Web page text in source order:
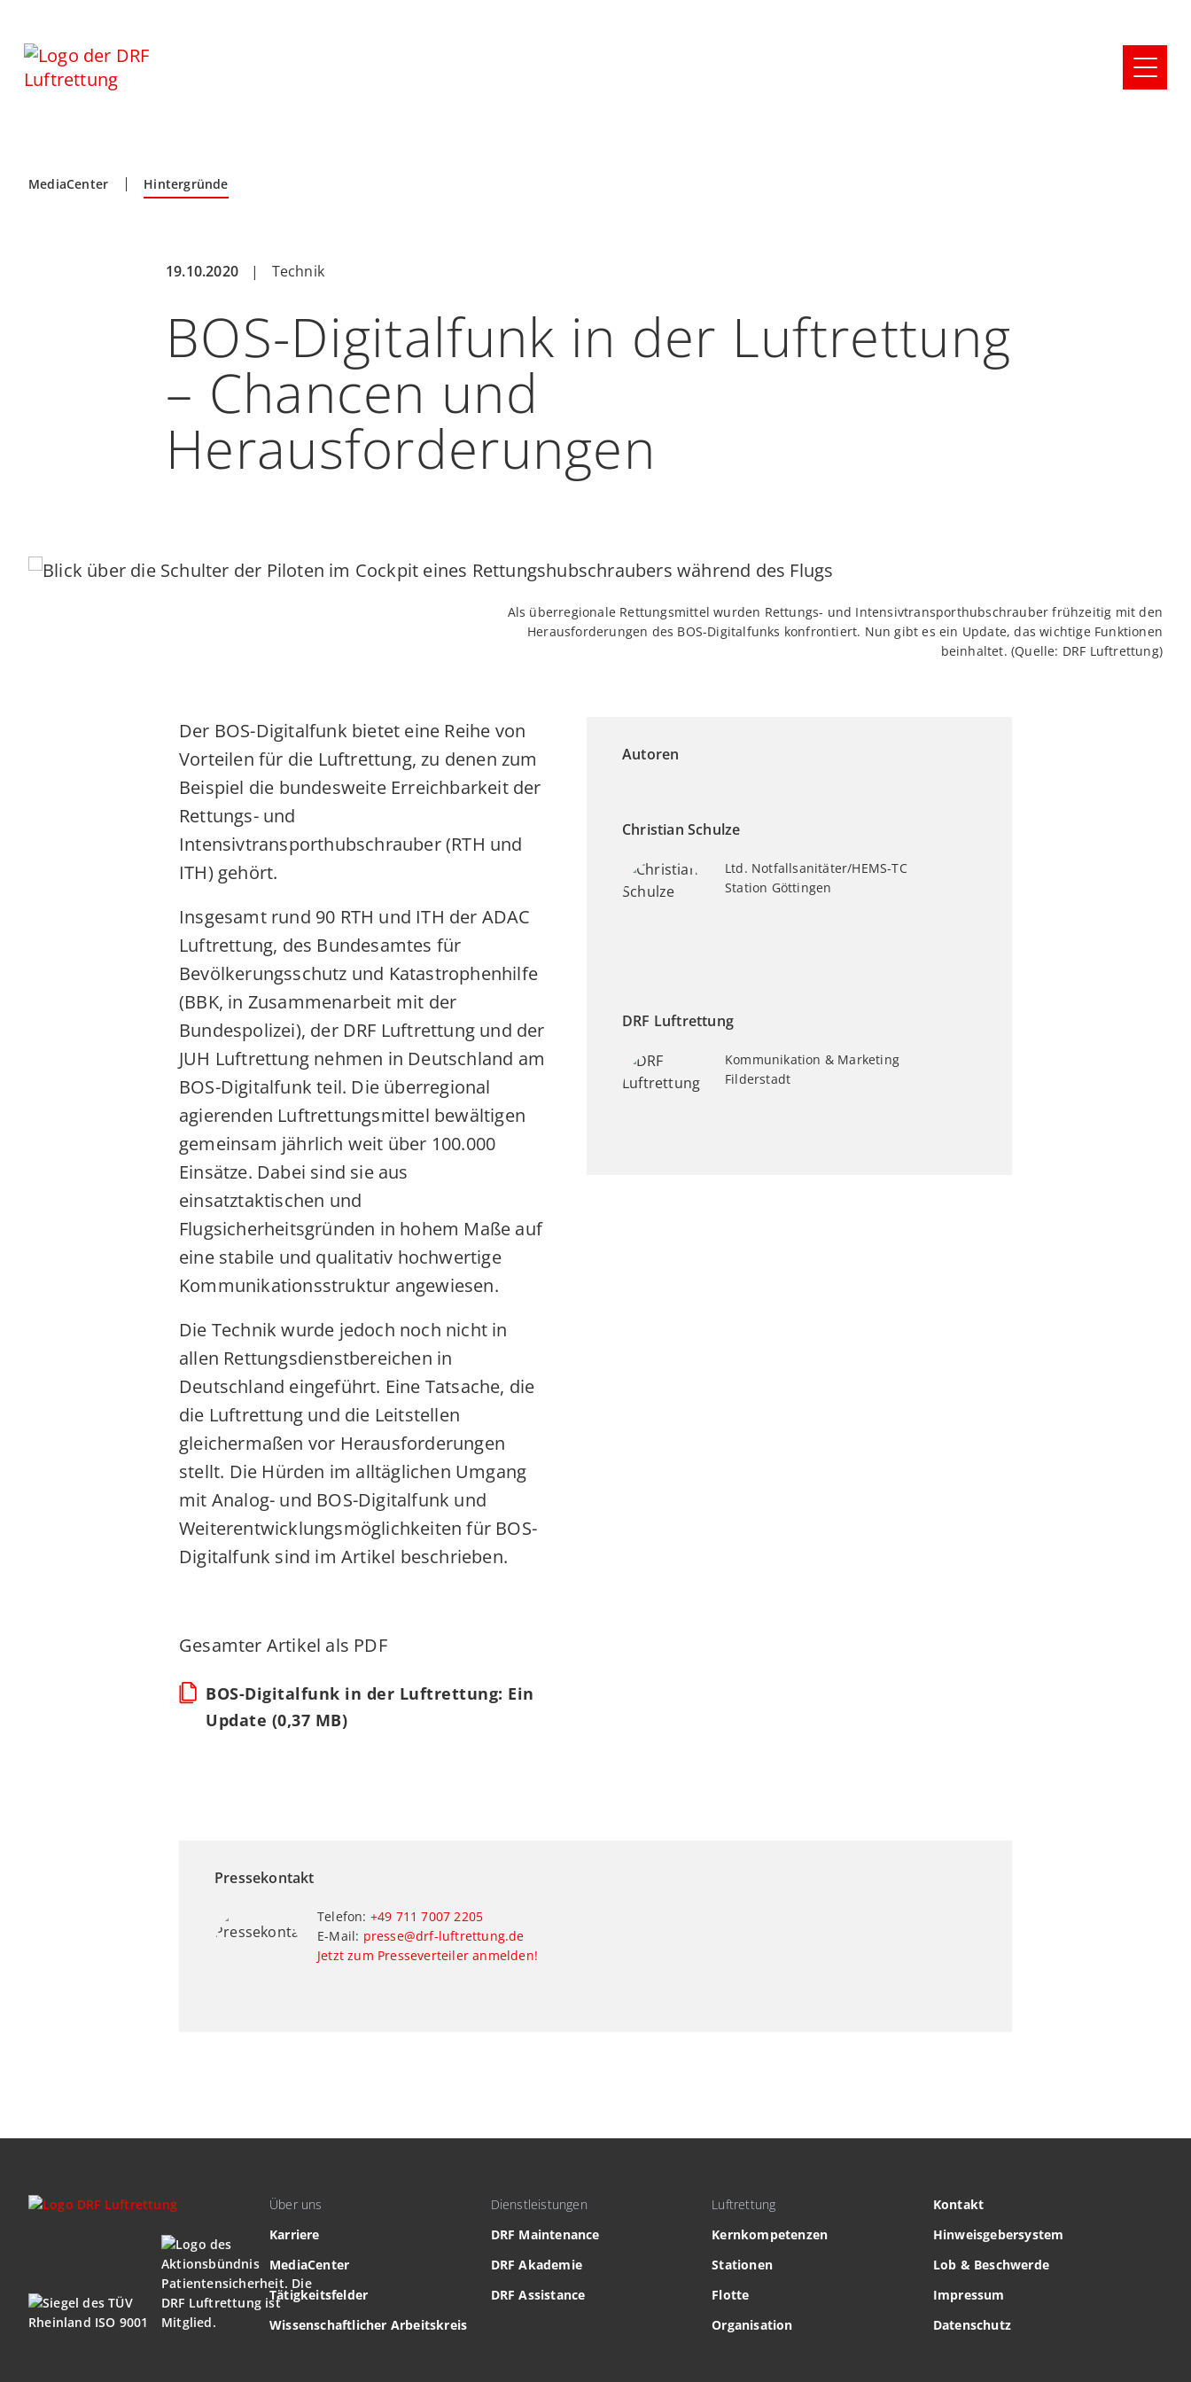
MediaCenter Hintergründe
19.10.2020 | Technik
BOS-Digitalfunk in der Luftrettung
– Chancen und
Herausforderungen
Als überregionale Rettungsmittel wurden Rettungs- und Intensivtransporthubschrauber frühzeitig mit den
Herausforderungen des BOS-Digitalfunks konfrontiert. Nun gibt es ein Update, das wichtige Funktionen
beinhaltet. (Quelle: DRF Luftrettung)
Der BOS-Digitalfunk bietet eine Reihe von
Vorteilen für die Luftrettung, zu denen zum
Beispiel die bundesweite Erreichbarkeit der
Rettungs- und
Intensivtransporthubschrauber (RTH und
ITH) gehört.
Insgesamt rund 90 RTH und ITH der ADAC
Luftrettung, des Bundesamtes für
Bevölkerungsschutz und Katastrophenhilfe
(BBK, in Zusammenarbeit mit der
Bundespolizei), der DRF Luftrettung und der
JUH Luftrettung nehmen in Deutschland am
BOS-Digitalfunk teil. Die überregional
agierenden Luftrettungsmittel bewältigen
gemeinsam jährlich weit über 100.000
Einsätze. Dabei sind sie aus
einsatztaktischen und
Flugsicherheitsgründen in hohem Maße auf
eine stabile und qualitativ hochwertige
Kommunikationsstruktur angewiesen.
Die Technik wurde jedoch noch nicht in
allen Rettungsdienstbereichen in
Deutschland eingeführt. Eine Tatsache, die
die Luftrettung und die Leitstellen
gleichermaßen vor Herausforderungen
stellt. Die Hürden im alltäglichen Umgang
mit Analog- und BOS-Digitalfunk und
Weiterentwicklungsmöglichkeiten für BOS-
Digitalfunk sind im Artikel beschrieben.
Gesamter Artikel als PDF
BOS-Digitalfunk in der Luftrettung: Ein
Update (0,37 MB)
Autoren
Christian Schulze
Ltd. Notfallsanitäter/HEMS-TC
Station Göttingen
DRF Luftrettung
Kommunikation & Marketing
Filderstadt
Pressekontakt
Telefon: +49 711 7007 2205
E-Mail: presse@drf-luftrettung.de
Jetzt zum Presseverteiler anmelden!
Über uns
Karriere
MediaCenter
Tätigkeitsfelder
Wissenschaftlicher Arbeitskreis
Dienstleistungen
DRF Maintenance
DRF Akademie
DRF Assistance
Luftrettung
Kernkompetenzen
Stationen
Flotte
Organisation
Kontakt
Hinweisgebersystem
Lob & Beschwerde
Impressum
Datenschutz